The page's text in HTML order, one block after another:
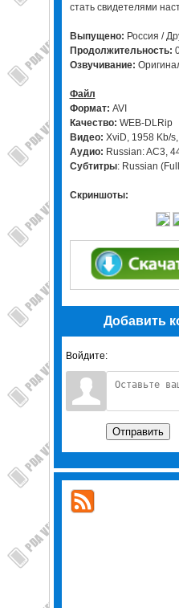
стать свидетелями
Выпущено: Россия /
Продолжительность:
Озвучивание:
Файл
Формат: AVI
Качество: WEB-DLRip
Видео: XviD, 1958 Kb/
Аудио: Russian: AC3,
Субтитры: Russian
Скриншоты:
Добавить
Войдите:
Отправить